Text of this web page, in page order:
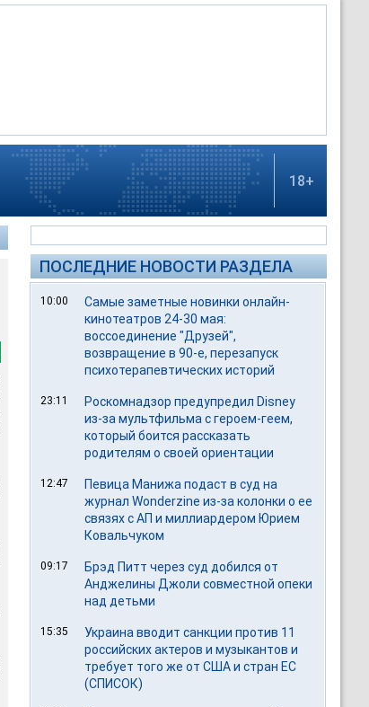
18+
ПОСЛЕДНИЕ НОВОСТИ РАЗДЕЛА
10:00
Самые заметные новинки онлайн-
кинотеатров 24-30 мая:
воссоединение "Друзей",
возвращение в 90-е, перезапуск
психотерапевтических историй
23:11
Роскомнадзор предупредил Disney
из-за мультфильма c героем-геем,
который боится рассказать
родителям о своей ориентации
12:47
Певица Манижа подаст в суд на
журнал Wonderzine из-за колонки о ее
связях с АП и миллиардером Юрием
Ковальчуком
09:17
Брэд Питт через суд добился от
Анджелины Джоли совместной опеки
над детьми
15:35
Украина вводит санкции против 11
российских актеров и музыкантов и
требует того же от США и стран ЕС
(СПИСОК)